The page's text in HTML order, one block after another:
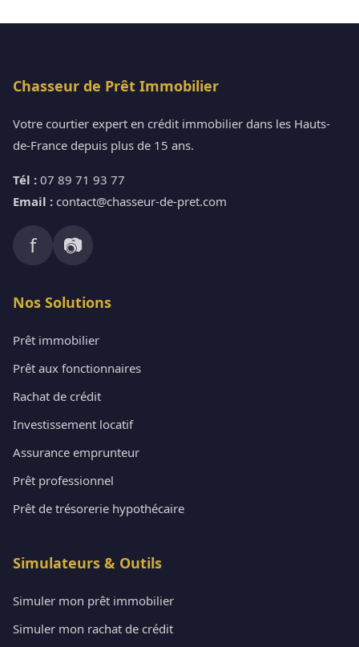
Chasseur de Prêt Immobilier
Votre courtier expert en crédit immobilier dans les Hauts-
de-France depuis plus de 15 ans.
Tél : 07 89 71 93 77
Email : contact@chasseur-de-pret.com
f 📷
Nos Solutions
Prêt immobilier
Prêt aux fonctionnaires
Rachat de crédit
Investissement locatif
Assurance emprunteur
Prêt professionnel
Prêt de trésorerie hypothécaire
Simulateurs & Outils
Simuler mon prêt immobilier
Simuler mon rachat de crédit